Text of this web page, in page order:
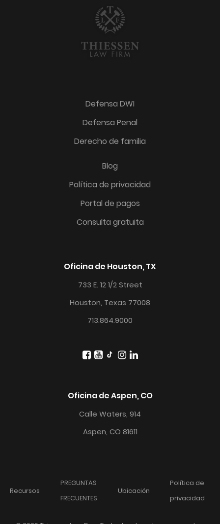
Defensa DWI
Defensa Penal
Derecho de familia
Blog
Política de privacidad
Portal de pagos
Consulta gratuita
Oficina de Houston, TX
733 E. 12 1/2 Street
Houston, Texas 77008
713.864.9000
Oficina de Aspen, CO
Calle Waters, 914
Aspen, CO 81611
Recursos
PREGUNTAS
FRECUENTES
Ubicación
Política de
privacidad